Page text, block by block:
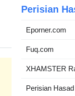
Perisian
Eporner.com
Fuq.com
XHAMSTER
Perisian